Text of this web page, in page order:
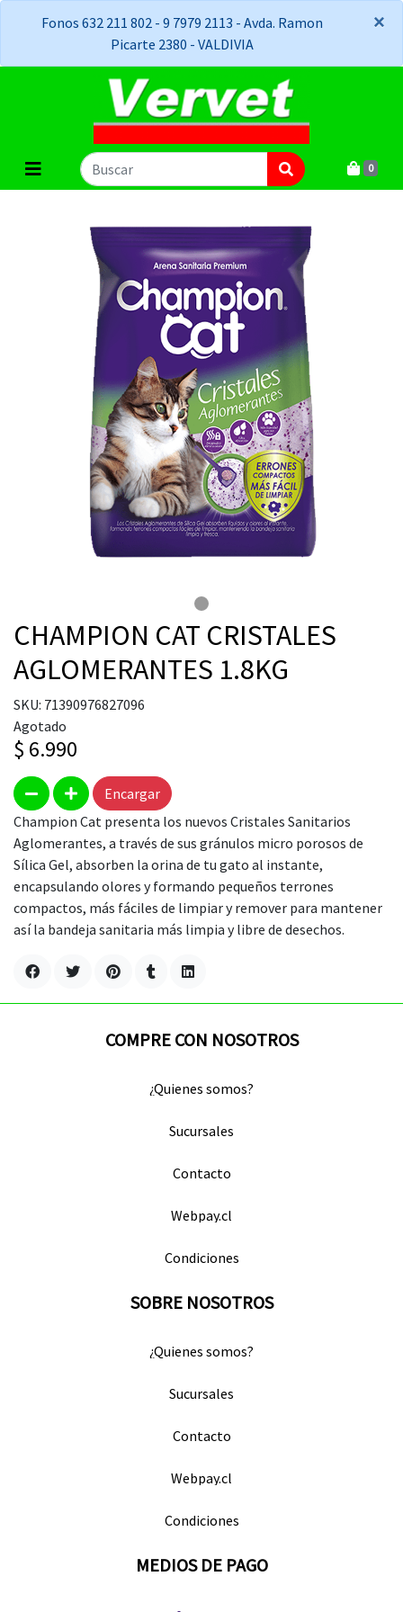
Fonos 632 211 802 - 9 7979 2113 - Avda. Ramon
Picarte 2380 - VALDIVIA
×
×
0
CHAMPION CAT CRISTALES
AGLOMERANTES 1.8KG
SKU: 71390976827096
Agotado
$ 6.990
Encargar
Champion Cat presenta los nuevos Cristales Sanitarios
Aglomerantes, a través de sus gránulos micro porosos de
Sílica Gel, absorben la orina de tu gato al instante,
encapsulando olores y formando pequeños terrones
compactos, más fáciles de limpiar y remover para mantener
así la bandeja sanitaria más limpia y libre de desechos.
COMPRE CON NOSOTROS
¿Quienes somos?
Sucursales
Contacto
Webpay.cl
Condiciones
SOBRE NOSOTROS
¿Quienes somos?
Sucursales
Contacto
Webpay.cl
Condiciones
MEDIOS DE PAGO